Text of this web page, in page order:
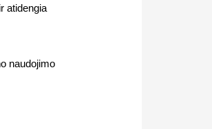
atidengia
naudojimo